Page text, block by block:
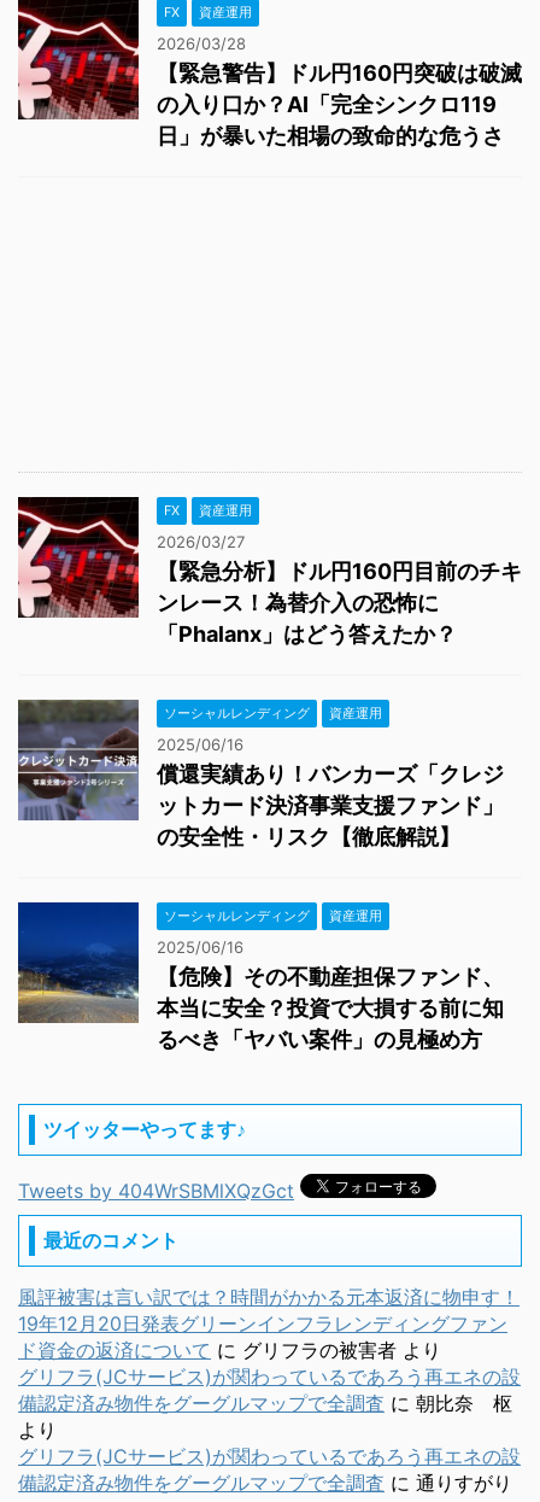
FX 資産運用
2026/03/28
【緊急警告】ドル円160円突破は破滅
の入り口か？AI「完全シンクロ119
日」が暴いた相場の致命的な危うさ
FX 資産運用
2026/03/27
【緊急分析】ドル円160円目前のチキ
ンレース！為替介入の恐怖に
「Phalanx」はどう答えたか？
ソーシャルレンディング 資産運用
2025/06/16
償還実績あり！バンカーズ「クレジ
ットカード決済事業支援ファンド」
の安全性・リスク【徹底解説】
ソーシャルレンディング 資産運用
2025/06/16
【危険】その不動産担保ファンド、
本当に安全？投資で大損する前に知
るべき「ヤバい案件」の見極め方
ツイッターやってます♪
Tweets by 404WrSBMlXQzGct
最近のコメント
風評被害は言い訳では？時間がかかる元本返済に物申す！
19年12月20日発表グリーンインフラレンディングファン
ド資金の返済について に グリフラの被害者 より
グリフラ(JCサービス)が関わっているであろう再エネの設
備認定済み物件をグーグルマップで全調査 に 朝比奈 枢
より
グリフラ(JCサービス)が関わっているであろう再エネの設
備認定済み物件をグーグルマップで全調査 に 通りすがり